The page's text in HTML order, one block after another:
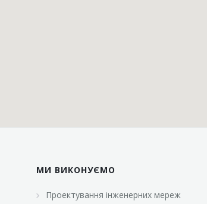
МИ ВИКОНУЄМО
Проектування інженерних мереж